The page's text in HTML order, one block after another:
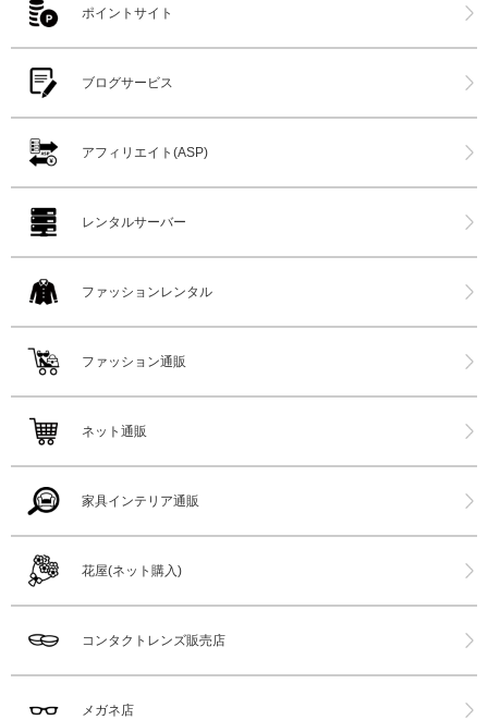
ポイントサイト
ブログサービス
アフィリエイト(ASP)
レンタルサーバー
ファッションレンタル
ファッション通販
ネット通販
家具インテリア通販
花屋(ネット購入)
コンタクトレンズ販売店
メガネ店